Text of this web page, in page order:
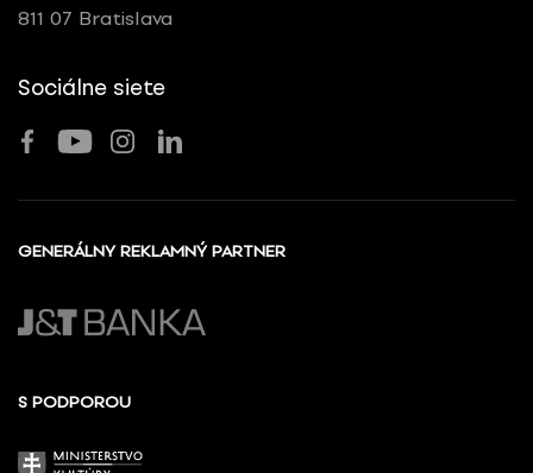
811 07 Bratislava
Sociálne siete
GENERÁLNY REKLAMNÝ PARTNER
S PODPOROU